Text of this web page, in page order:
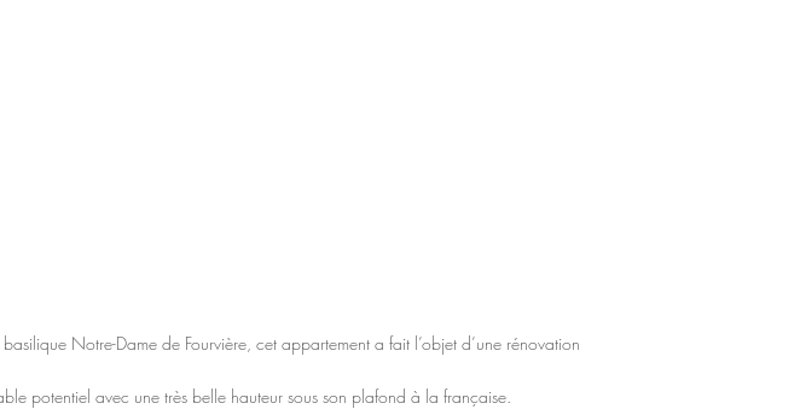
Notre-Dame de Fourvière, cet appartement a fait l’objet d’une rénovation
potentiel avec une très belle hauteur sous son plafond à la française.